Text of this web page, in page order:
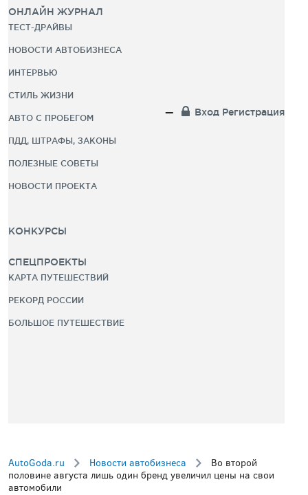
ОНЛАЙН ЖУРНАЛ
ТЕСТ-ДРАЙВЫ
НОВОСТИ АВТОБИЗНЕСА
ИНТЕРВЬЮ
СТИЛЬ ЖИЗНИ
АВТО С ПРОБЕГОМ
ПДД, ШТРАФЫ, ЗАКОНЫ
ПОЛЕЗНЫЕ СОВЕТЫ
НОВОСТИ ПРОЕКТА
КОНКУРСЫ
СПЕЦПРОЕКТЫ
КАРТА ПУТЕШЕСТВИЙ
РЕКОРД РОССИИ
БОЛЬШОЕ ПУТЕШЕСТВИЕ
Вход Регистрация
AutoGoda.ru Новости автобизнеса
Во второй
половине августа лишь один бренд увеличил цены на свои
автомобили